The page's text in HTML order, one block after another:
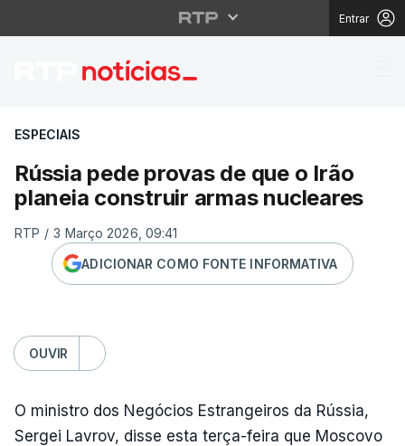
Entrar
Rússia pede provas
ESPECIAIS
Rússia pede provas de que o Irão
planeia construir armas nucleares
RTP / 3 Março 2026, 09:41
ADICIONAR COMO FONTE INFORMATIVA
OUVIR
O ministro dos Negócios Estrangeiros da Rússia,
Sergei Lavrov, disse esta terça-feira que Moscovo